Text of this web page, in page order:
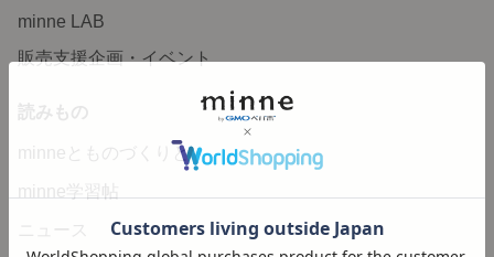
minne LAB
販売支援企画・イベント
読みもの
minneとものづくりと
minne学習帖
ニュース